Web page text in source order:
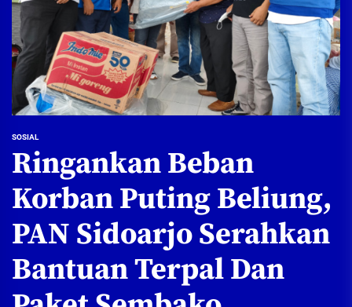
SOSIAL
Ringankan Beban
Korban Puting Beliung,
PAN Sidoarjo Serahkan
Bantuan Terpal Dan